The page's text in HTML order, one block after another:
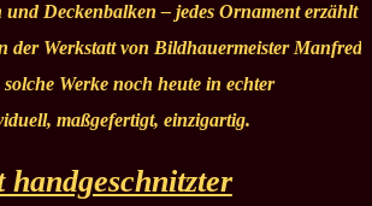
Deckenbalken – jedes Ornament erzählt
der Werkstatt von Bildhauermeister Manfred
Werke noch heute in echter
maßgefertigt, einzigartig.